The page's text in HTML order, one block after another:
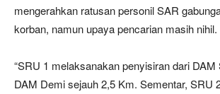
mengerahkan ratusan personil SAR
korban, namun upaya pencarian masih nihil.
“SRU 1 melaksanakan penyisiran dari DAM
DAM Demi sejauh 2,5 Km. Sementar, SRU